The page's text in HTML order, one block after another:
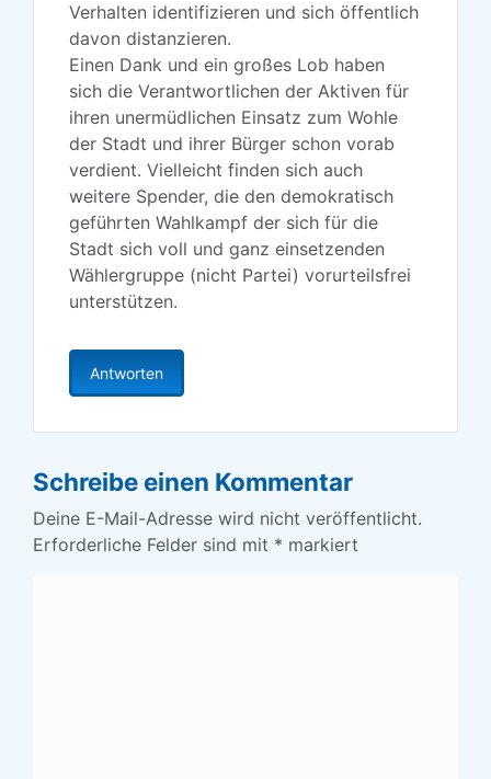
Verhalten identifizieren und sich öffentlich
davon distanzieren.
Einen Dank und ein großes Lob haben
sich die Verantwortlichen der Aktiven für
ihren unermüdlichen Einsatz zum Wohle
der Stadt und ihrer Bürger schon vorab
verdient. Vielleicht finden sich auch
weitere Spender, die den demokratisch
geführten Wahlkampf der sich für die
Stadt sich voll und ganz einsetzenden
Wählergruppe (nicht Partei) vorurteilsfrei
unterstützen.
Antworten
Schreibe einen Kommentar
Deine E-Mail-Adresse wird nicht veröffentlicht.
Erforderliche Felder sind mit * markiert